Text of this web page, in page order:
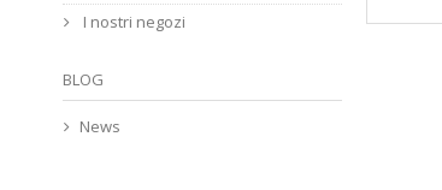
I nostri negozi
BLOG
News